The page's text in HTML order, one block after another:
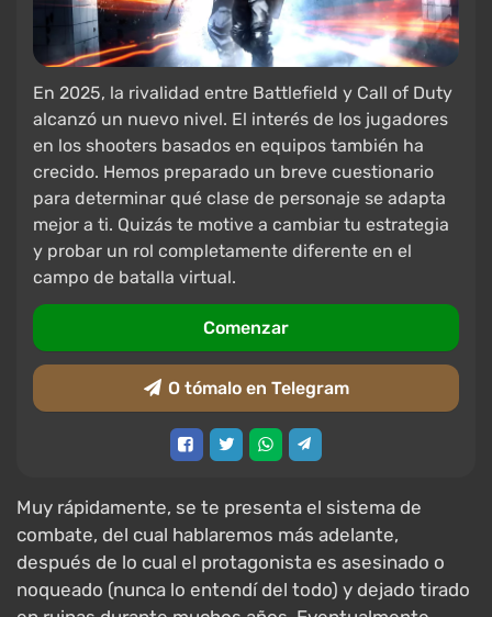
En 2025, la rivalidad entre Battlefield y Call of Duty
alcanzó un nuevo nivel. El interés de los jugadores
en los shooters basados en equipos también ha
crecido. Hemos preparado un breve cuestionario
para determinar qué clase de personaje se adapta
mejor a ti. Quizás te motive a cambiar tu estrategia
y probar un rol completamente diferente en el
campo de batalla virtual.
Comenzar
O tómalo en Telegram
Muy rápidamente, se te presenta el sistema de
combate, del cual hablaremos más adelante,
después de lo cual el protagonista es asesinado o
noqueado (nunca lo entendí del todo) y dejado tirado